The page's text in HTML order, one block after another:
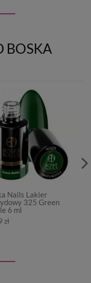
BOSKA
Nails Lakier
325 Green
6 ml
zł